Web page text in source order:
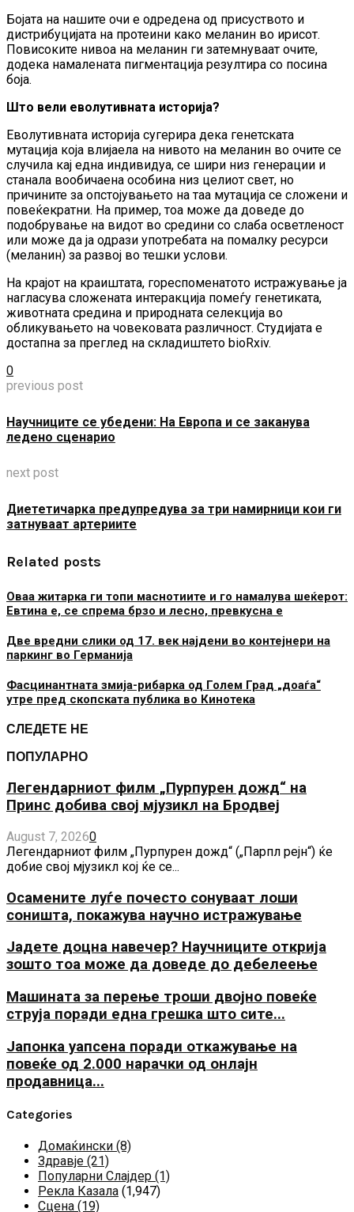
Бојата на нашите очи е одредена од присуството и
дистрибуцијата на протеини како меланин во ирисот.
Повисоките нивоа на меланин ги затемнуваат очите,
додека намалената пигментација резултира со посина
боја.
Што вели еволутивната историја?
Еволутивната историја сугерира дека генетската
мутација која влијаела на нивото на меланин во очите се
случила кај една индивидуа, се шири низ генерации и
станала вообичаена особина низ целиот свет, но
причините за опстојувањето на таа мутација се сложени и
повеќекратни. На пример, тоа може да доведе до
подобрување на видот во средини со слаба осветленост
или може да ја одрази употребата на помалку ресурси
(меланин) за развој во тешки услови.
На крајот на краиштата, гореспоменатото истражување ја
нагласува сложената интеракција помеѓу генетиката,
животната средина и природната селекција во
обликувањето на човековата различност. Студијата е
достапна за преглед на складиштето bioRxiv.
0
previous post
Научниците се убедени: На Европа и се заканува
ледено сценарио
next post
Диететичарка предупредува за три намирници кои ги
затнуваат артериите
Related posts
Оваа житарка ги топи маснотиите и го намалува шеќерот:
Евтина е, се спрема брзо и лесно, превкусна е
Две вредни слики од 17. век најдени во контејнери на
паркинг во Германија
Фасцинантната змија-рибарка од Голем Град „доаѓа“
утре пред скопската публика во Кинотека
СЛЕДЕТЕ НЕ
ПОПУЛАРНО
Легендарниот филм „Пурпурен дожд“ на
Принс добива свој мјузикл на Бродвеј
August 7, 20260
Легендарниот филм „Пурпурен дожд“ („Парпл рејн“) ќе
добие свој мјузикл кој ќе се...
Осамените луѓе почесто сонуваат лоши
соништа, покажува научно истражување
Јадете доцна навечер? Научниците открија
зошто тоа може да доведе до дебелеење
Машината за перење троши двојно повеќе
струја поради една грешка што сите...
Јапонка уапсена поради откажување на
повеќе од 2.000 нарачки од онлајн
продавница...
Categories
Домаќински (8)
Здравје (21)
Популарни Слајдер (1)
Рекла Казала (1,947)
Сцена (19)